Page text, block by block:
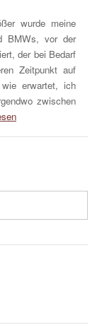
wurde meine
BMWs, vor der
der bei Bedarf
Zeitpunkt auf
erwartet, ich
zwischen